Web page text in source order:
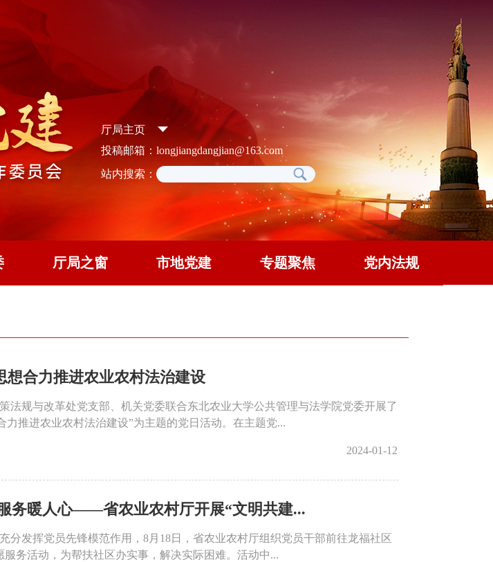
厅局主页
投稿邮箱：longjiangdangjian@163.com
站内搜索：
厅局之窗 市地党建 专题聚焦 党内法规
想合力推进农业农村法治建设
法规与改革处党支部、机关党委联合东北农业大学公共管理与法学院党委开展了
力推进农业农村法治建设”为主题的党日活动。在主题党...
2024-01-12
务暖人心——省农业农村厅开展“文明共建...
分发挥党员先锋模范作用，8月18日，省农业农村厅组织党员干部前往龙福社区
服务活动，为帮扶社区办实事，解决实际困难。活动中...